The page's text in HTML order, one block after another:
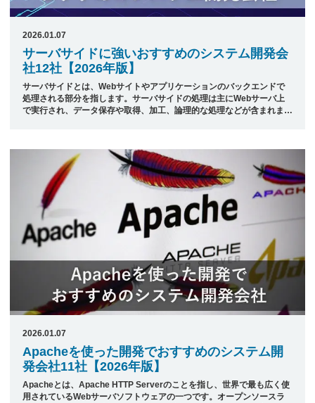
2026.01.07
サーバサイドに強いおすすめのシステム開発会
社12社【2026年版】
サーバサイドとは、Webサイトやアプリケーションのバックエンドで
処理される部分を指します。サーバサイドの処理は主にWebサーバ上
で実行され、データ保存や取得、加工、論理的な処理などが含まれま
は、PHP、Java、Python、Ruby、Node.jsなどの言語がよく使用され
ますが、これらの言語を使ってデータベースとの連携やセッション管
理、認証機能などのサーバ側処理を実装します。 本記事では、日本最
大級のシ ...
2026.01.07
Apacheを使った開発でおすすめのシステム開
発会社11社【2026年版】
Apacheとは、Apache HTTP Serverのことを指し、世界で最も広く使
用されているWebサーバソフトウェアの一つです。オープンソースラ